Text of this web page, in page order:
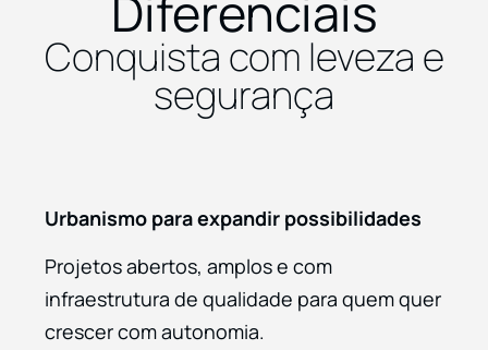
Conquista com leveza e
segurança
Urbanismo para expandir possibilidades
Projetos abertos, amplos e com
infraestrutura de qualidade para quem quer
crescer com autonomia.